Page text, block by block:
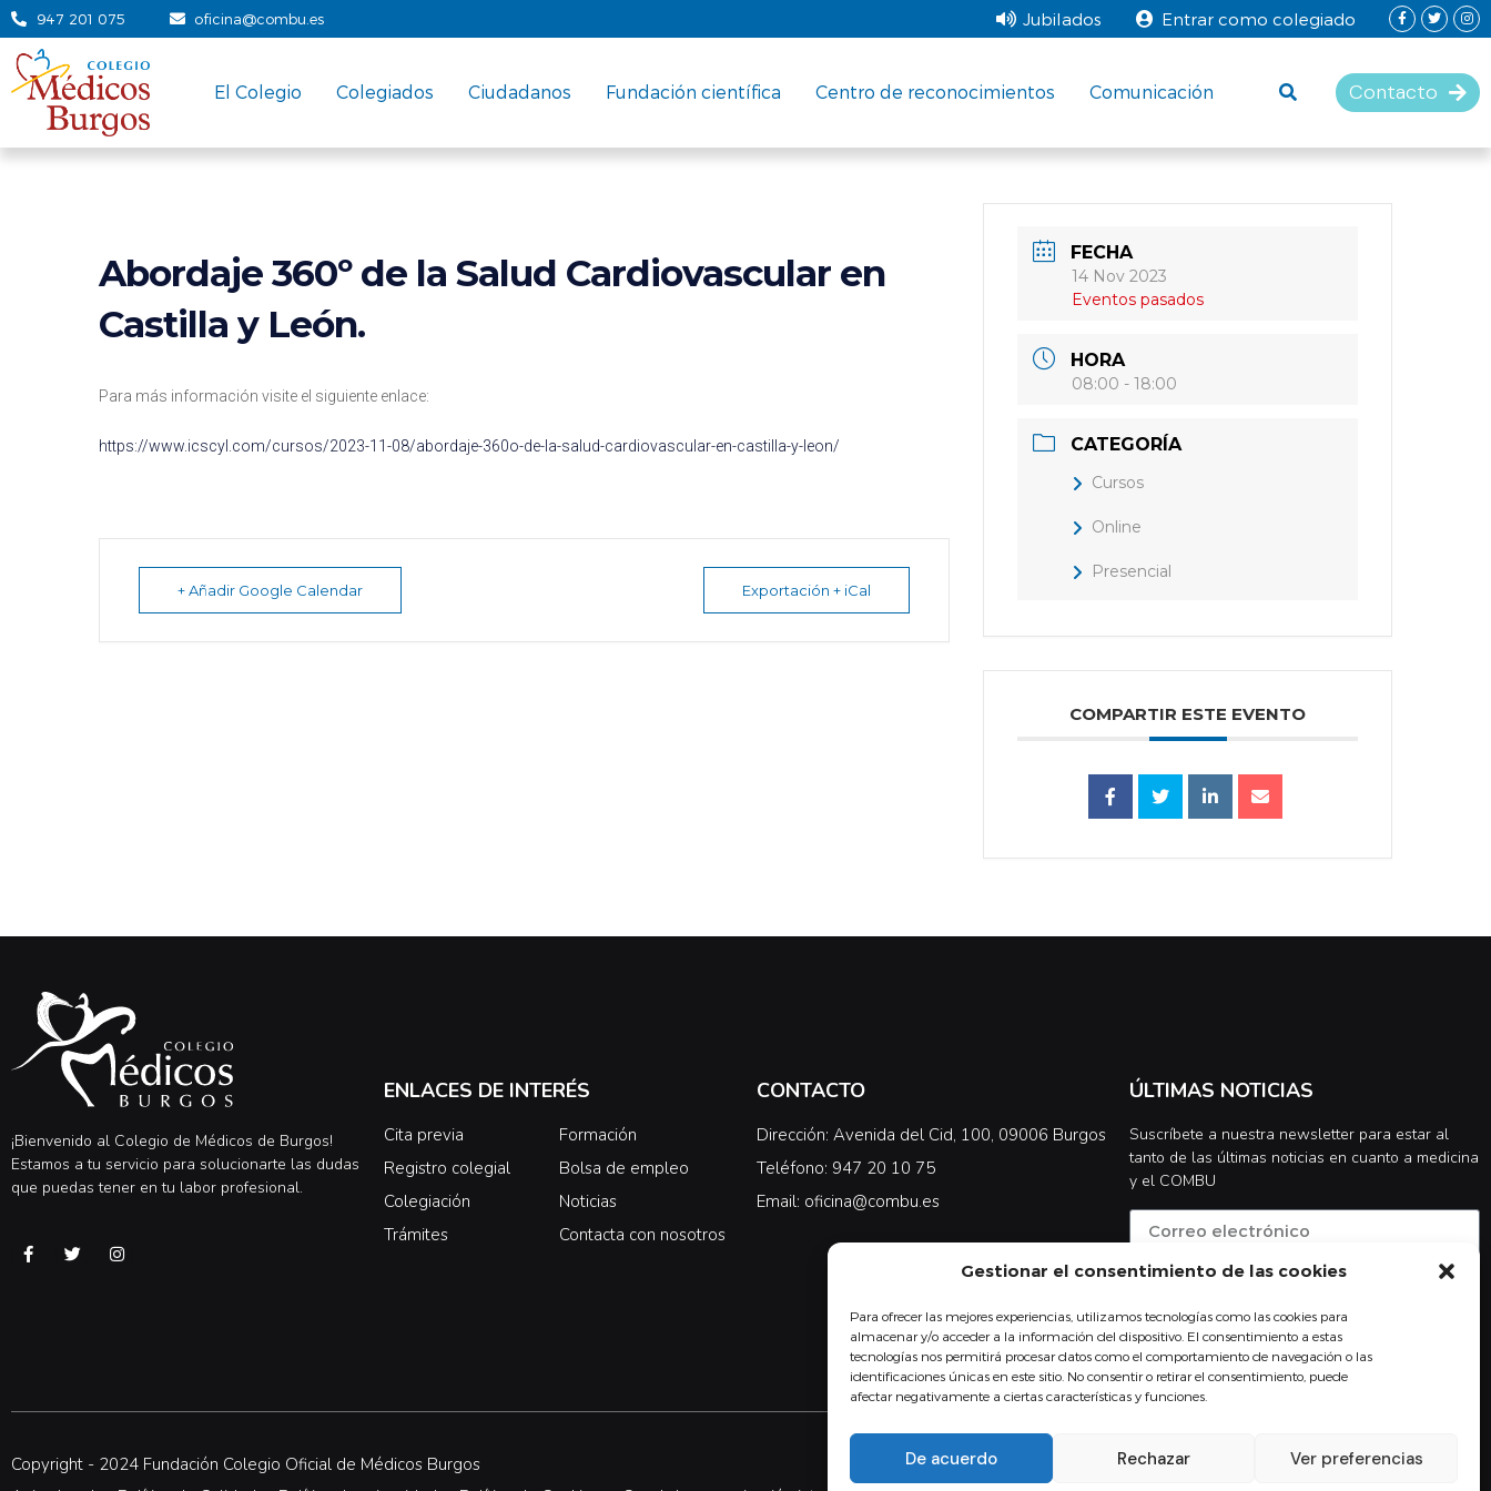
Gestionar el consentimiento de las cookies
Para ofrecer las mejores experiencias, utilizamos tecnologías como las cookies para
almacenar y/o acceder a la información del dispositivo. El consentimiento a estas
tecnologías nos permitirá procesar datos como el comportamiento de navegación o las
identificaciones únicas en este sitio. No consentir o retirar el consentimiento, puede
afectar negativamente a ciertas características y funciones.
De acuerdo Rechazar Ver preferencias
947 201 075 oficina@combu.es Jubilados Entrar como colegiado
El Colegio Colegiados Ciudadanos Fundación científica Centro de reconocimientos Comunicación Contacto
Abordaje 360º de la Salud Cardiovascular en
Castilla y León.
Para más información visite el siguiente enlace:
https://www.icscyl.com/cursos/2023-11-08/abordaje-360o-de-la-salud-cardiovascular-en-castilla-y-leon/
+ Añadir Google Calendar Exportación + iCal
FECHA
14 Nov 2023
Eventos pasados
HORA
08:00 - 18:00
CATEGORÍA
Cursos
Online
Presencial
COMPARTIR ESTE EVENTO
¡Bienvenido al Colegio de Médicos de Burgos!
Estamos a tu servicio para solucionarte las dudas
que puedas tener en tu labor profesional.
ENLACES DE INTERÉS
Cita previa
Registro colegial
Colegiación
Trámites
Formación
Bolsa de empleo
Noticias
Contacta con nosotros
CONTACTO
Dirección: Avenida del Cid, 100, 09006 Burgos
Teléfono: 947 20 10 75
Email: oficina@combu.es
ÚLTIMAS NOTICIAS
Suscríbete a nuestra newsletter para estar al
tanto de las últimas noticias en cuanto a medicina
y el COMBU
Acepto lapolítica de privacidad
Suscribirse
Copyright - 2024 Fundación Colegio Oficial de Médicos Burgos